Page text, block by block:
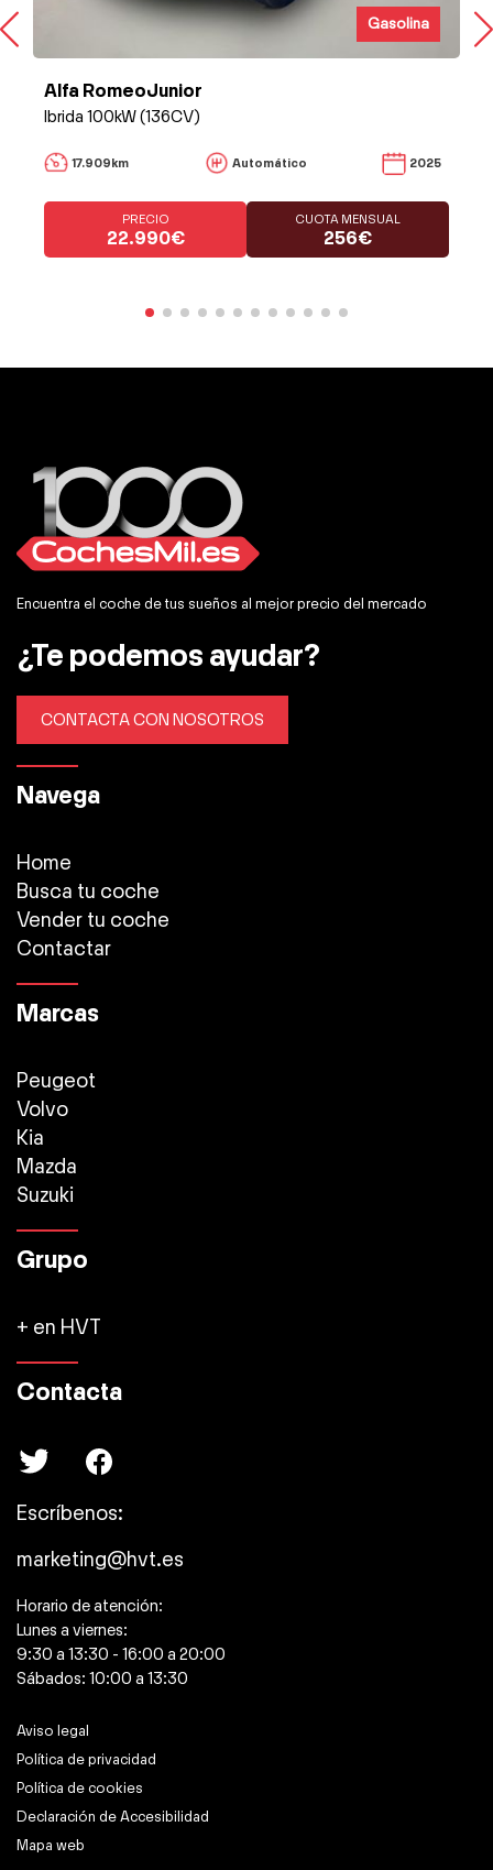
Gasolina
Alfa RomeoJunior
Ibrida 100kW (136CV)
17.909km Automático 2025
PRECIO
22.990€
CUOTA MENSUAL
256€
Encuentra el coche de tus sueños al mejor precio del mercado
¿Te podemos ayudar?
CONTACTA CON NOSOTROS
Navega
Home
Busca tu coche
Vender tu coche
Contactar
Marcas
Peugeot
Volvo
Kia
Mazda
Suzuki
Grupo
+ en HVT
Contacta
Escríbenos:
marketing@hvt.es
Horario de atención:
Lunes a viernes:
9:30 a 13:30 - 16:00 a 20:00
Sábados: 10:00 a 13:30
Aviso legal
Política de privacidad
Política de cookies
Declaración de Accesibilidad
Mapa web